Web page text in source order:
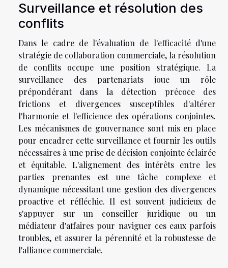
Surveillance et résolution des
conflits
Dans le cadre de l'évaluation de l'efficacité d'une
stratégie de collaboration commerciale, la résolution
de conflits occupe une position stratégique. La
surveillance des partenariats joue un rôle
prépondérant dans la détection précoce des
frictions et divergences susceptibles d'altérer
l'harmonie et l'efficience des opérations conjointes.
Les mécanismes de gouvernance sont mis en place
pour encadrer cette surveillance et fournir les outils
nécessaires à une prise de décision conjointe éclairée
et équitable. L'alignement des intérêts entre les
parties prenantes est une tâche complexe et
dynamique nécessitant une gestion des divergences
proactive et réfléchie. Il est souvent judicieux de
s'appuyer sur un conseiller juridique ou un
médiateur d'affaires pour naviguer ces eaux parfois
troubles, et assurer la pérennité et la robustesse de
l'alliance commerciale.